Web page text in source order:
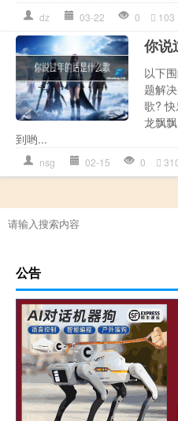
dz 03-22 0 103
你说
以下
题解
歌?
龙飘
到哟...
nsg 02-15 0
公告